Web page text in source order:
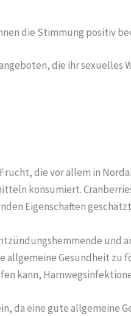
die Stimmung positiv
die ihr
die vor allem in
konsumiert.
Eigenschaften
und
Gesundheit zu
kann,
da eine gute allgemeine